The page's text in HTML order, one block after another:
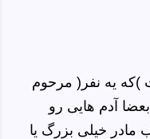
)که یه نفر( مرحوم
آدم هایی رو
مادر خیلی بزرگ یا